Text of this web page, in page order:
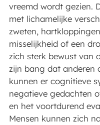
vreemd wordt gezien.
met lichamelijke
zweten,
misselijkheid of een
zich sterk bewust van
zijn bang dat anderen
kunnen er cognitieve
negatieve gedachten
en het voortdurend
Mensen kunnen zich